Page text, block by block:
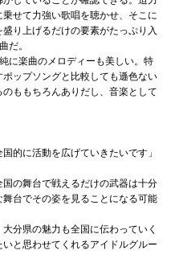
せて力強い歌唱を聴かせ、そこに
り上げるだけの要素がたっぷり入
だ。
に楽曲のメロディーも美しい。特
ップソングと比較しても遜色ない
ももちろんありだし、音楽として
的に活動を広げていきたいです」
の舞台で戦えるだけの武器は十分
台でその姿を見ることになる可能
分県の魅力も全国に伝わっていく
と思わせてくれるアイドルグルー